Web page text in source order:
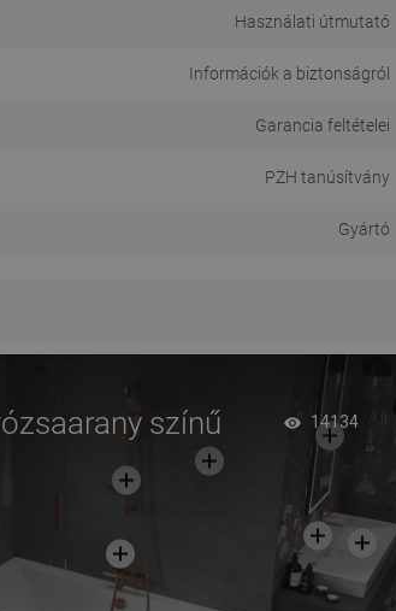
Használati útmutató
Információk a biztonságról
Garancia feltételei
PZH tanúsítvány
Gyártó
színű
14134